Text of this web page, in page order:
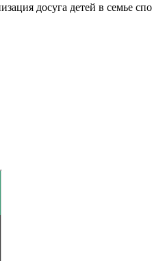
досуга детей в семье